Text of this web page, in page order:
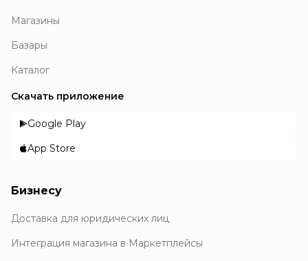
Магазины
Базары
Каталог
Скачать приложение
Google Play
App Store
Бизнесу
Доставка для юридических лиц
Интеграция магазина в Маркетплейсы